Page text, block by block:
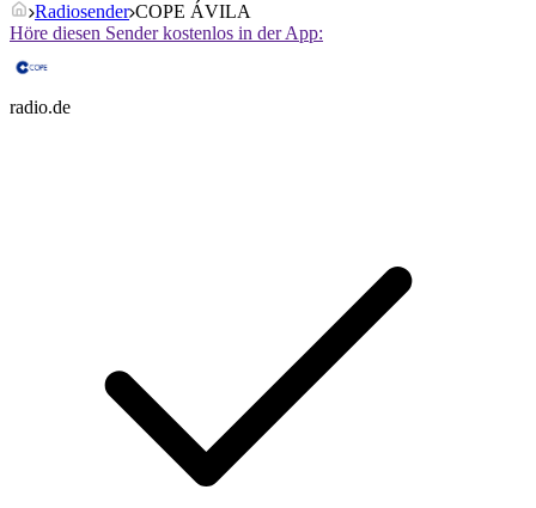
Radiosender COPE ÁVILA
Höre diesen Sender kostenlos in der App:
radio.de